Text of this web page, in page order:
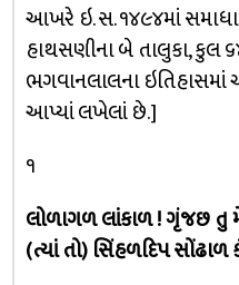
આખરે ઇ. સ. ૧૪૯૪માં
હાથસણીના બે તાલુકા, કુલ ૬૪
ભગવાનલાલના ઇતિહાસમાં
આપ્યાં લખેલાં છે.]
૧
લોળાગળ લાંકાળ ! ગૃંજછ તુ
(ત્યાં તો) સિંહળદિપ